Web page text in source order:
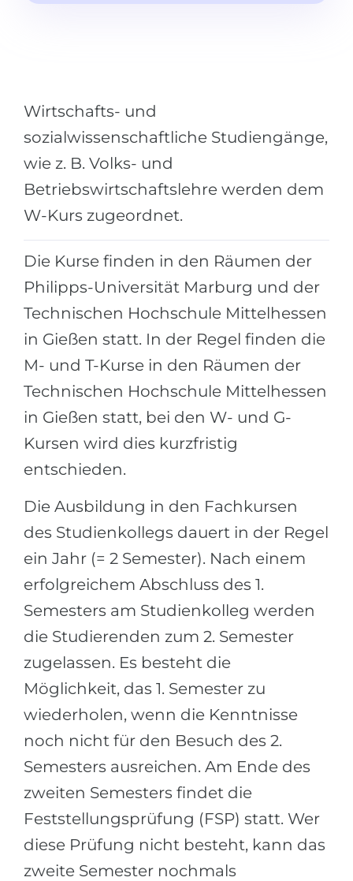
Städte
Beispiel-Stellenangebote
BERUFSORIENTIERUNG
Holland-Test
RIASEC-Test
Erfolgzu
100%
Unsere Studierenden werden
BERATUNG!
Physik
Management
Anderes Fach
Ukraine
Kasachstan
Aserbaidschan
Armenien
Belarus
BERATUNG BUCHEN
Wirtschafts- und
sozialwissenschaftliche Studiengänge,
wie z. B. Volks- und
Betriebswirtschaftslehre werden dem
W-Kurs zugeordnet.
Die Kurse finden in den Räumen der
Philipps-Universität Marburg und der
Technischen Hochschule Mittelhessen
in Gießen statt. In der Regel finden die
M- und T-Kurse in den Räumen der
Technischen Hochschule Mittelhessen
in Gießen statt, bei den W- und G-
Kursen wird dies kurzfristig
entschieden.
Die Ausbildung in den Fachkursen
des Studienkollegs dauert in der Regel
ein Jahr (= 2 Semester). Nach einem
erfolgreichem Abschluss des 1.
Semesters am Studienkolleg werden
die Studierenden zum 2. Semester
zugelassen. Es besteht die
Möglichkeit, das 1. Semester zu
wiederholen, wenn die Kenntnisse
noch nicht für den Besuch des 2.
Semesters ausreichen. Am Ende des
zweiten Semesters findet die
Feststellungsprüfung (FSP) statt. Wer
diese Prüfung nicht besteht, kann das
zweite Semester nochmals